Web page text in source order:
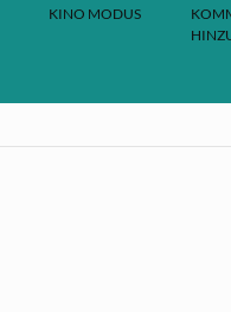
KINO MODUS